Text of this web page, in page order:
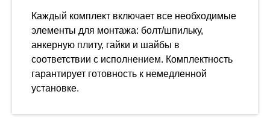
Каждый комплект включает все необходимые
элементы для монтажа: болт/шпильку,
анкерную плиту, гайки и шайбы в
соответствии с исполнением. Комплектность
гарантирует готовность к немедленной
установке.